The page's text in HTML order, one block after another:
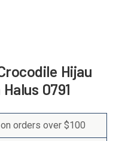
Hijau
0791
orders over $100